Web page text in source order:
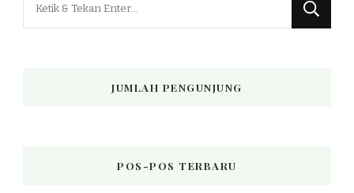
JUMLAH PENGUNJUNG
POS-POS TERBARU